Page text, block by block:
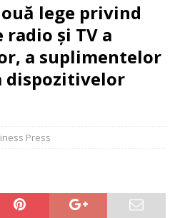
lege privind
și TV a
a suplimentelor
dispozitivelor
Press